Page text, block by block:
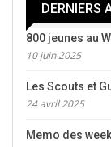
DERNIERS
800 jeunes au
10 juin 2025
Les Scouts et
24 avril 2025
Memo des